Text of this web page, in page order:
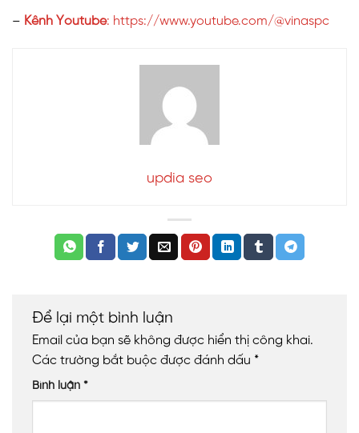
– Kênh Youtube: https://www.youtube.com/@vinaspc
updia seo
Để lại một bình luận
Email của bạn sẽ không được hiển thị công khai.
Các trường bắt buộc được đánh dấu *
Bình luận *